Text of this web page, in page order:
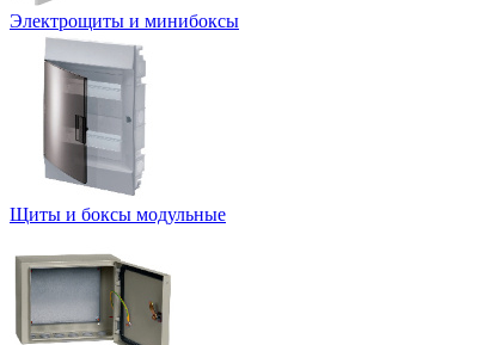
Электрощиты и минибоксы
Щиты и боксы модульные